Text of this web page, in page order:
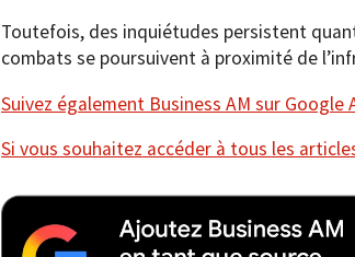
Toutefois, des inquiétudes persistent
combats se poursuivent à proximité de
Suivez également Business AM sur Google
Si vous souhaitez accéder à tous les